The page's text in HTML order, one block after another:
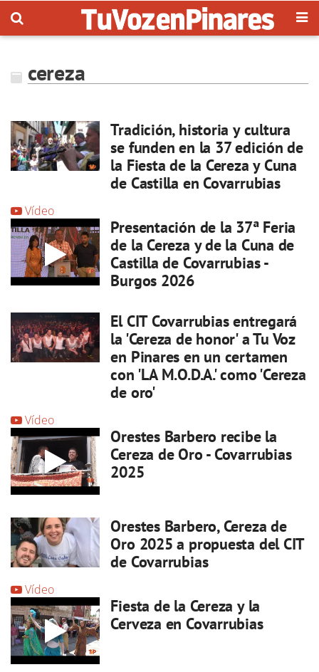
cereza
Tradición, historia y cultura
se funden en la 37 edición de
la Fiesta de la Cereza y Cuna
de Castilla en Covarrubias
Vídeo
Presentación de la 37ª Feria
de la Cereza y de la Cuna de
Castilla de Covarrubias -
Burgos 2026
El CIT Covarrubias entregará
la 'Cereza de honor' a Tu Voz
en Pinares en un certamen
con 'LA M.O.D.A.' como 'Cereza
de oro'
Vídeo
Orestes Barbero recibe la
Cereza de Oro - Covarrubias
2025
Orestes Barbero, Cereza de
Oro 2025 a propuesta del CIT
de Covarrubias
Vídeo
Fiesta de la Cereza y la
Cerveza en Covarrubias